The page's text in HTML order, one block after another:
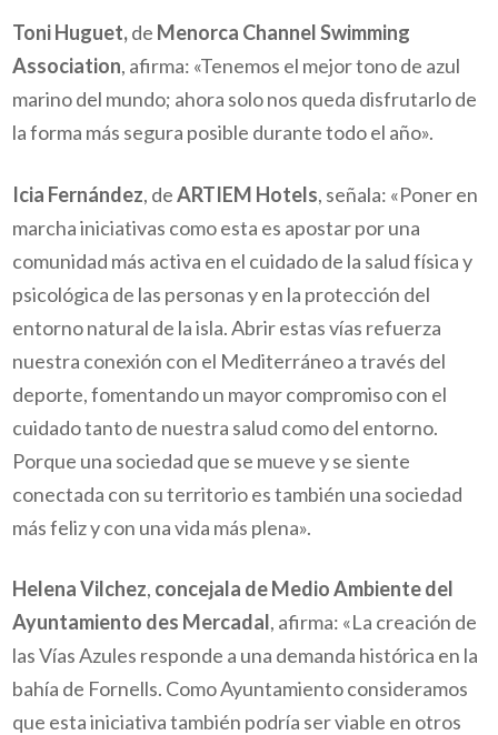
Toni Huguet,de Menorca Channel Swimming
Association, afirma: «Tenemos el mejor tono de azul
marino del mundo; ahora solo nos queda disfrutarlo de
la forma más segura posible durante todo el año».
Icia Fernández, deARTIEM Hotels, señala: «Poner en
marcha iniciativas como esta es apostar por una
comunidad más activa en el cuidado de la salud física y
psicológica de las personas y en la protección del
entorno natural de la isla. Abrir estas vías refuerza
nuestra conexión con el Mediterráneo a través del
deporte, fomentando un mayor compromiso con el
cuidado tanto de nuestra salud como del entorno.
Porque una sociedad que se mueve y se siente
conectada con su territorio es también una sociedad
más feliz y con una vida más plena».
Helena Vilchez, concejala de Medio Ambiente del
Ayuntamiento des Mercadal, afirma: «La creación de
las Vías Azules responde a una demanda histórica en la
bahía de Fornells. Como Ayuntamiento consideramos
que esta iniciativa también podría ser viable en otros